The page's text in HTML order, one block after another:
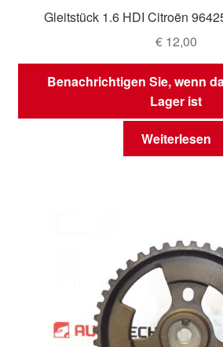
Gleitstück 1.6 HDI Citroën
€12,00
Benachrichtigen Sie, wenn
Lager ist
Weiterlesen